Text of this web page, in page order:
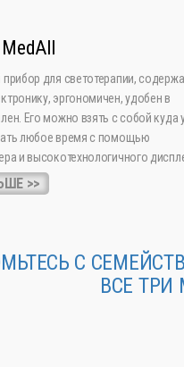
для светотерапии,
эргономичен, удобен в
Его можно взять с собой куда
любое время с помощью
и высокотехнологичного
>>
С
ВСЕ